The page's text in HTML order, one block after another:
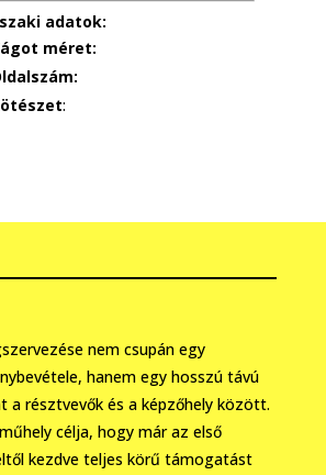
adatok:
méret:
:
nem csupán egy
hanem egy hosszú távú
a résztvevők és a képzőhely között.
műhely célja, hogy már az első
kezdve teljes körű támogatást